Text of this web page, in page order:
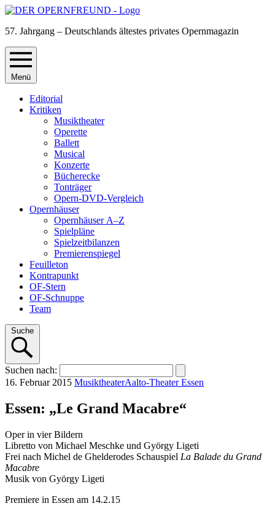
57. Jahrgang – Deutschlands ältestes privates Opernmagazin
Menü
Editorial
Kritiken
Musiktheater
Operette
Ballett
Musical
Konzerte
Bücherecke
Tonträger
Opern-DVD-Vergleich
Opernhäuser
Opernhäuser A–Z
Spielpläne
Spielzeitbilanzen
Premierenspiegel
Feuilleton
Kontrapunkt
OF-Stern
OF-Schnuppe
Team
Suche
Suchen nach:
16. Februar 2015 MusiktheaterAalto-Theater Essen
Essen: „Le Grand Macabre“
Oper in vier Bildern
Libretto von Michael Meschke und György Ligeti
Frei nach Michel de Ghelderodes Schauspiel La Balade du Grand
Macabre
Musik von György Ligeti
Premiere in Essen am 14.2.15